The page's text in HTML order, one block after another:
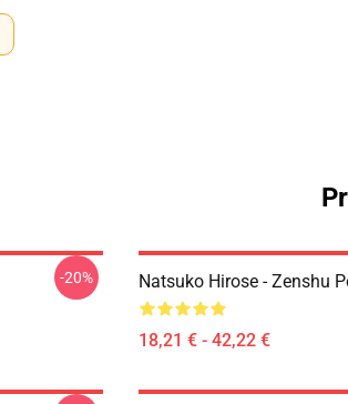
-20% Natsuko Hirose - Zenshu
18,21 € - 42,22 €